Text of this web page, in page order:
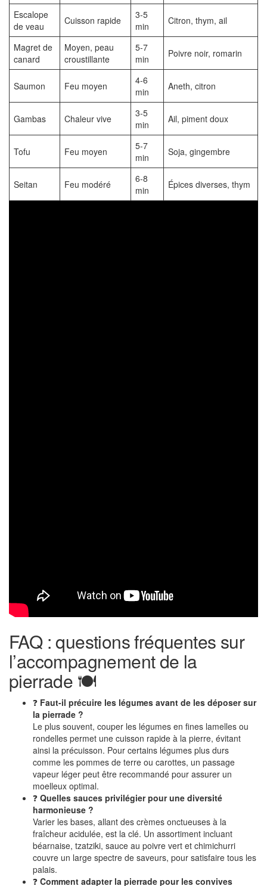
Escalope
de veau
Cuisson rapide
3-5
min
Citron, thym, ail
Magret de
canard
Moyen, peau
croustillante
5-7
min
Poivre noir, romarin
Saumon Feu moyen
4-6
min
Aneth, citron
Gambas Chaleur vive
3-5
min
Ail, piment doux
Tofu Feu moyen
5-7
min
Soja, gingembre
Seitan Feu modéré
6-8
min
Épices diverses, thym
FAQ : questions fréquentes sur
l’accompagnement de la
pierrade 🍽️
❓ Faut-il précuire les légumes avant de les déposer sur
la pierrade ?
Le plus souvent, couper les légumes en fines lamelles ou
rondelles permet une cuisson rapide à la pierre, évitant
ainsi la précuisson. Pour certains légumes plus durs
comme les pommes de terre ou carottes, un passage
vapeur léger peut être recommandé pour assurer un
moelleux optimal.
❓ Quelles sauces privilégier pour une diversité
harmonieuse ?
Varier les bases, allant des crèmes onctueuses à la
fraîcheur acidulée, est la clé. Un assortiment incluant
béarnaise, tzatziki, sauce au poivre vert et chimichurri
couvre un large spectre de saveurs, pour satisfaire tous les
palais.
❓ Comment adapter la pierrade pour les convives